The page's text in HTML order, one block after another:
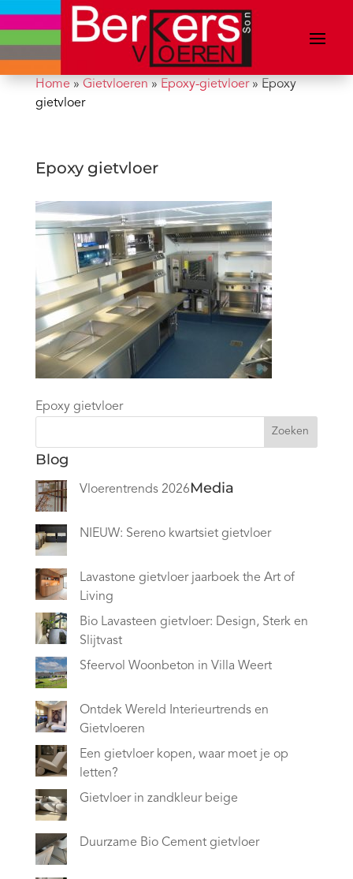
Home» Gietvloeren » Epoxy-gietvloer» Epoxy
gietvloer
Epoxy gietvloer
Epoxy gietvloer
Zoeken
Blog
Vloerentrends 2026
NIEUW: Sereno kwartsiet gietvloer
Lavastone gietvloer jaarboek the Art of
Living
Bio Lavasteen gietvloer: Design, Sterk en
Slijtvast
Sfeervol Woonbeton in Villa Weert
Ontdek Wereld Interieurtrends en
Gietvloeren
Een gietvloer kopen, waar moet je op
letten?
Gietvloer in zandkleur beige
Duurzame Bio Cement gietvloer
Media